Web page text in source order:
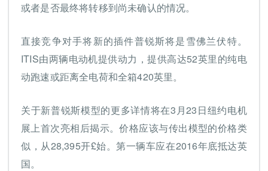
或者是否最终将转移到尚未确认的情况。
直接竞争对手将新的插件普锐斯将是雪佛兰伏特。
ITIS由两辆电动机提供动力，提供高达52英里的纯电
动跑速或距离全电荷和全箱420英里。
关于新普锐斯模型的更多详情将在3月23日纽约电机
展上首次亮相后揭示。价格应该与传出模型的价格类
似，从28,395开£始。第一辆车应在2016年底抵达英
国。